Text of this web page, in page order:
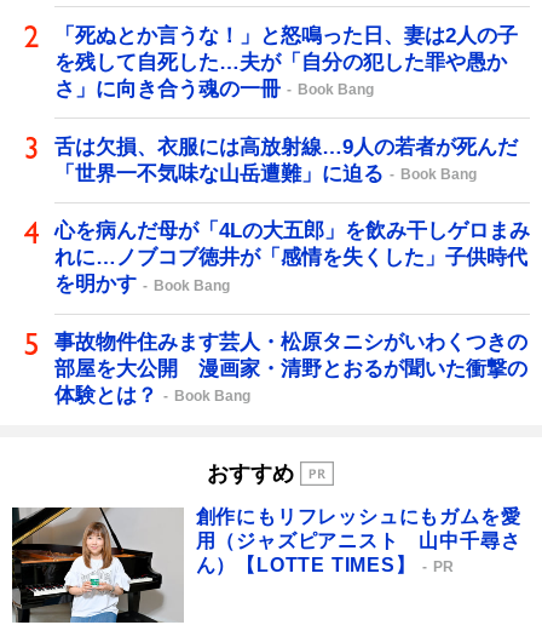
「死ぬとか言うな！」と怒鳴った日、妻は2人の子
を残して自死した…夫が「自分の犯した罪や愚か
さ」に向き合う魂の一冊
Book Bang
舌は欠損、衣服には高放射線…9人の若者が死んだ
「世界一不気味な山岳遭難」に迫る
Book Bang
心を病んだ母が「4Lの大五郎」を飲み干しゲロまみ
れに…ノブコブ徳井が「感情を失くした」子供時代
を明かす
Book Bang
事故物件住みます芸人・松原タニシがいわくつきの
部屋を大公開 漫画家・清野とおるが聞いた衝撃の
体験とは？
Book Bang
おすすめ
創作にもリフレッシュにもガムを愛
用（ジャズピアニスト 山中千尋さ
ん）【LOTTE TIMES】
PR